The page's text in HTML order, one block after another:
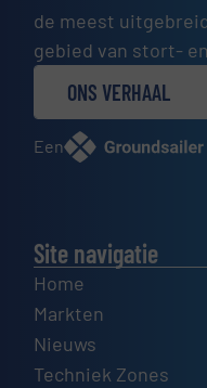
de meest
gebied van stort-
ONS VERHAAL
Een
Site navigatie
Home
Markten
Nieuws
Techniek Zones